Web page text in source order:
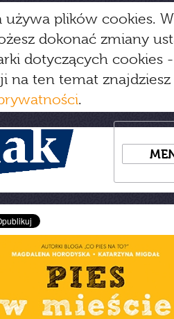
używa plików cookies.
dokonać zmiany
dotyczących cookies
na ten temat
.